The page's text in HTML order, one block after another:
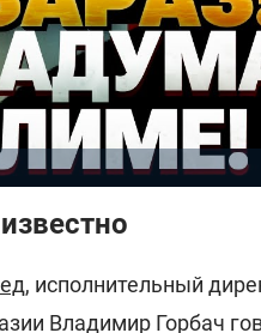
, исполнительный
Владимир Горбач